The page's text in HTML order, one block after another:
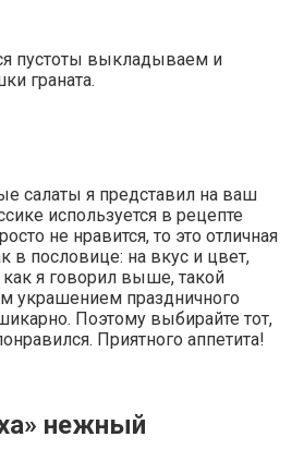
пустоты выкладываем и
граната.
салаты я представил на ваш
используется в рецепте
не нравится, то это отличная
в пословице: на вкус и цвет,
я говорил выше, такой
украшением праздничного
Поэтому выбирайте тот,
Приятного аппетита!
нежный